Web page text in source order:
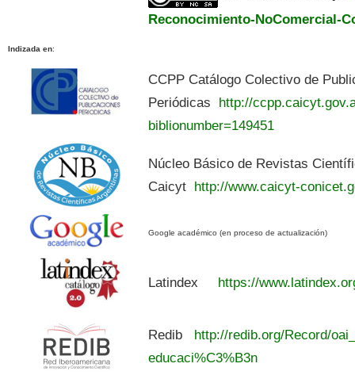
Reconocimiento-NoComercial-
Indizada en:
CCPP Catálogo Colectivo de
Periódicas http://
biblionumber=149451
Núcleo Básico de Revistas
Caicyt http://www.caicyt-
Google académico (en proceso de actualización)
Latindex https://
Redib
http://redib.org/Record/
educaci%C3%B3n